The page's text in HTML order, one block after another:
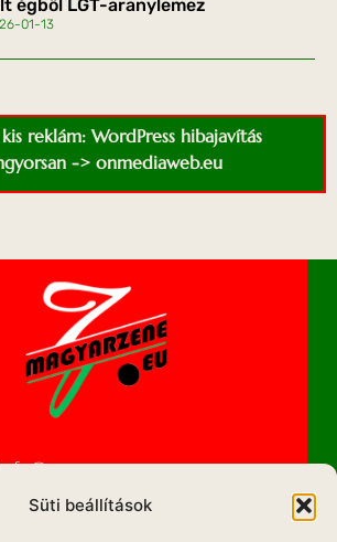
Süti beállítások
égből LGT-aranylemez
01-13
reklám: WordPress hibajavítás
-> onmediaweb.eu